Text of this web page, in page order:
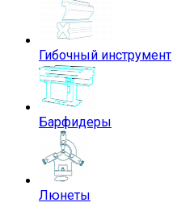
Гибочный инструмент
Барфидеры
Люнеты